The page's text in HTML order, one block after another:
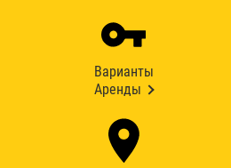
Варианты
Аренды